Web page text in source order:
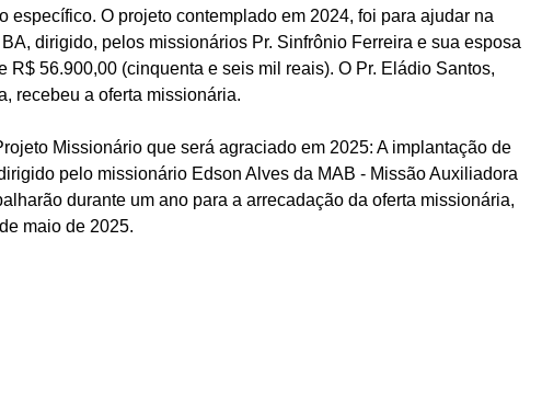
específico. O projeto contemplado em 2024, foi para ajudar na
dirigido, pelos missionários Pr. Sinfrônio Ferreira e sua esposa
R$ 56.900,00 (cinquenta e seis mil reais). O Pr. Eládio Santos,
recebeu a oferta missionária.
Missionário que será agraciado em 2025: A implantação de
pelo missionário Edson Alves da MAB - Missão Auxiliadora
durante um ano para a arrecadação da oferta missionária,
maio de 2025.